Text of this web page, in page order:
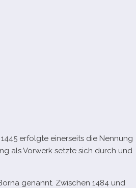
erfolgte einer­seits die Nennung
als Vorwerk setzte sich durch und
genannt. Zwischen 1484 und